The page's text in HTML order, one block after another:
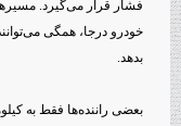
فشار قرار می‌گیرد.
خودرو درجا، همگی
بدهد.
بعضی راننده‌ها فقط به